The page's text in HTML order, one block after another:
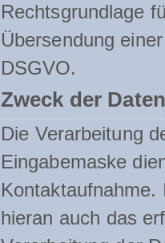
Rechtsgrundlage
Übersendung
DSGVO.
Zweck der
Die Verarbeitung
Eingabemaske
hieran auch das